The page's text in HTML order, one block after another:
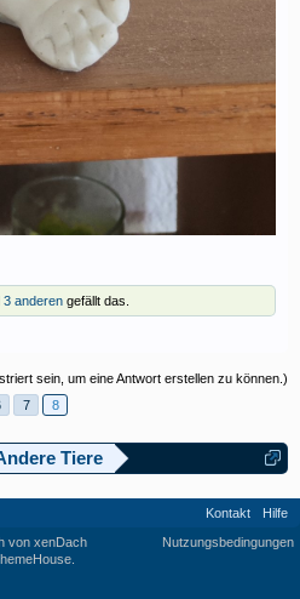
3 anderen gefällt das.
sein, um eine Antwort erstellen zu können.)
7 8
Tiere
Kontakt
Hilfe
Nutzungsbedingungen
von xenDach